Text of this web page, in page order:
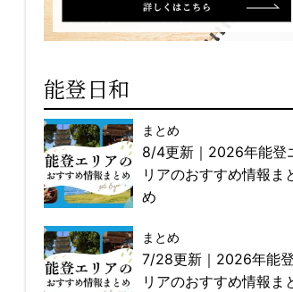
能登日和
まとめ
8/4更新｜2026年能登
リアのおすすめ情報ま
め
まとめ
7/28更新｜2026年能
リアのおすすめ情報ま